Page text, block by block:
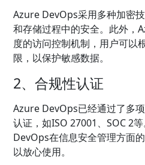
Azure DevOps采用多种加密
和存储过程中的安全。此外，
度的访问控制机制，用户可以
限，以保护敏感数据。
2、合规性认证
Azure DevOps已经通过了多
认证，如ISO 27001、SOC 2
DevOps在信息安全管理方面
以放心使用。